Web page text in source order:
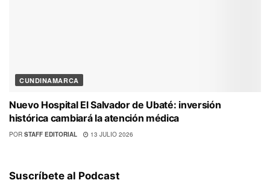
CUNDINAMARCA
Nuevo Hospital El Salvador de Ubaté: inversión
histórica cambiará la atención médica
POR STAFF EDITORIAL 13 JULIO 2026
Suscríbete al Podcast